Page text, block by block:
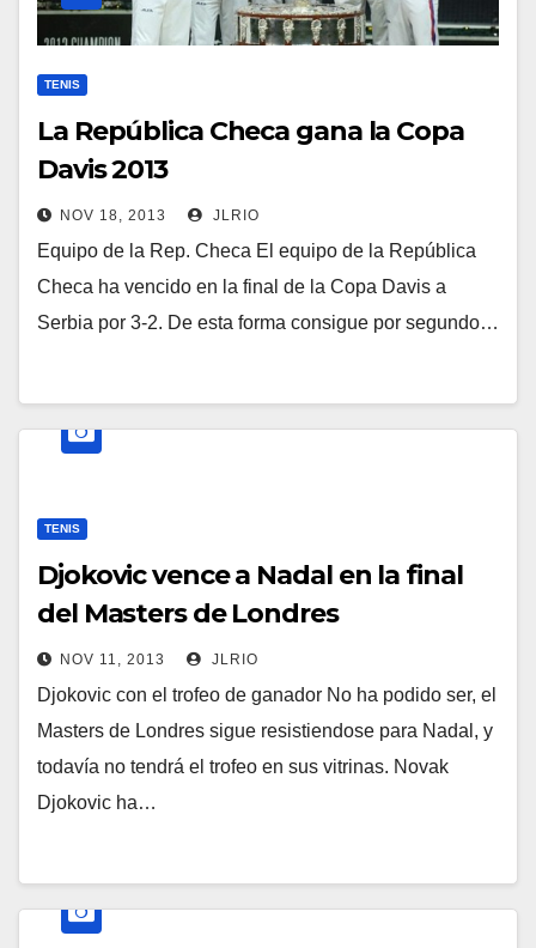
TENIS
La República Checa gana la Copa
Davis 2013
NOV 18, 2013 JLRIO
Equipo de la Rep. Checa El equipo de la República
Checa ha vencido en la final de la Copa Davis a
Serbia por 3-2. De esta forma consigue por segundo…
TENIS
Djokovic vence a Nadal en la final
del Masters de Londres
NOV 11, 2013 JLRIO
Djokovic con el trofeo de ganador No ha podido ser, el
Masters de Londres sigue resistiendose para Nadal, y
todavía no tendrá el trofeo en sus vitrinas. Novak
Djokovic ha…